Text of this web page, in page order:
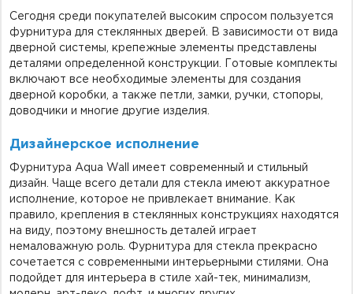
Сегодня среди покупателей высоким спросом пользуется
фурнитура для стеклянных дверей. В зависимости от вида
дверной системы, крепежные элементы представлены
деталями определенной конструкции. Готовые комплекты
включают все необходимые элементы для создания
дверной коробки, а также петли, замки, ручки, стопоры,
доводчики и многие другие изделия.
Дизайнерское исполнение
Фурнитура Aqua Wall имеет современный и стильный
дизайн. Чаще всего детали для стекла имеют аккуратное
исполнение, которое не привлекает внимание. Как
правило, крепления в стеклянных конструкциях находятся
на виду, поэтому внешность деталей играет
немаловажную роль. Фурнитура для стекла прекрасно
сочетается с современными интерьерными стилями. Она
подойдет для интерьера в стиле хай-тек, минимализм,